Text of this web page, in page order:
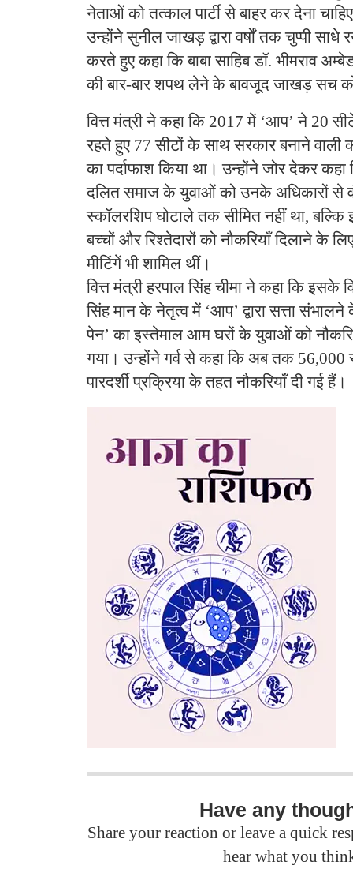
नेताओं को तत्काल पार्टी से बाहर कर देना
उन्होंने सुनील जाखड़ द्वारा वर्षों तक चुप्पी
करते हुए कहा कि बाबा साहिब डॉ. भीमराव
की बार-बार शपथ लेने के बावजूद जाखड़ सच
वित्त मंत्री ने कहा कि 2017 में ‘आप’ ने 20
रहते हुए 77 सीटों के साथ सरकार बनाने वाली
का पर्दाफाश किया था। उन्होंने जोर देकर कहा
दलित समाज के युवाओं को उनके अधिकारों से
स्कॉलरशिप घोटाले तक सीमित नहीं था,
बच्चों और रिश्तेदारों को नौकरियाँ दिलाने के
मीटिंगें भी शामिल थीं।
वित्त मंत्री हरपाल सिंह चीमा ने कहा कि इसके
सिंह मान के नेतृत्व में ‘आप’ द्वारा सत्ता संभालने
पेन’ का इस्तेमाल आम घरों के युवाओं को
गया। उन्होंने गर्व से कहा कि अब तक
पारदर्शी प्रक्रिया के तहत नौकरियाँ दी गई हैं।
Have any
Share your reaction or leave a quick
hear what you